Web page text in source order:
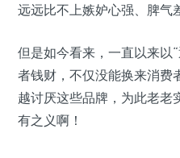
远远比不上嫉妒心强、脾气
但是如今看来，一直以来以
者钱财，不仅没能换来消费
越讨厌这些品牌，为此老老
有之义啊！